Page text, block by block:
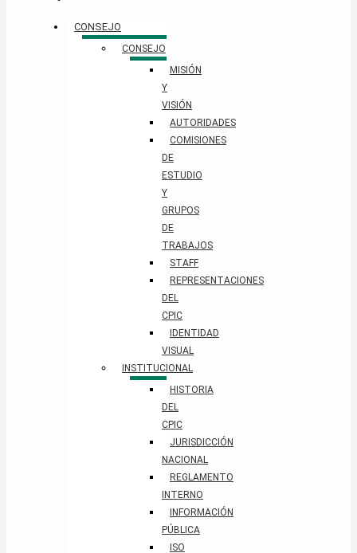
CONSEJO
CONSEJO
MISIÓN
Y
VISIÓN
AUTORIDADES
COMISIONES
DE
ESTUDIO
Y
GRUPOS
DE
TRABAJOS
STAFF
REPRESENTACIONES
DEL
CPIC
IDENTIDAD
VISUAL
INSTITUCIONAL
HISTORIA
DEL
CPIC
JURISDICCIÓN
NACIONAL
REGLAMENTO
INTERNO
INFORMACIÓN
PÚBLICA
ISO